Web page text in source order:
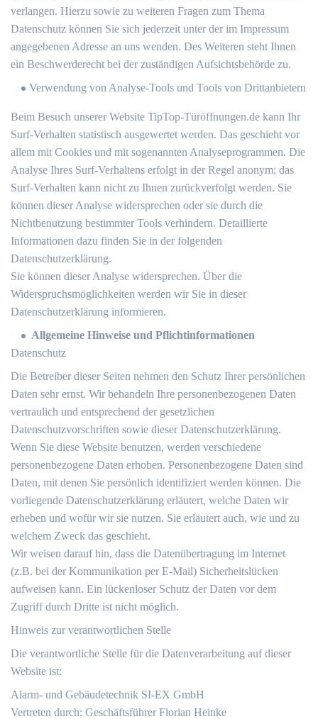
verlangen. Hierzu sowie zu weiteren Fragen zum Thema
Datenschutz können Sie sich jederzeit unter der im Impressum
angegebenen Adresse an uns wenden. Des Weiteren steht Ihnen
ein Beschwerderecht bei der zuständigen Aufsichtsbehörde zu.
Verwendung von Analyse-Tools und Tools von Drittanbietern
Beim Besuch unserer Website TipTop-Türöffnungen.de kann Ihr
Surf-Verhalten statistisch ausgewertet werden. Das geschieht vor
allem mit Cookies und mit sogenannten Analyseprogrammen. Die
Analyse Ihres Surf-Verhaltens erfolgt in der Regel anonym; das
Surf-Verhalten kann nicht zu Ihnen zurückverfolgt werden. Sie
können dieser Analyse widersprechen oder sie durch die
Nichtbenutzung bestimmter Tools verhindern. Detaillierte
Informationen dazu finden Sie in der folgenden
Datenschutzerklärung.
Sie können dieser Analyse widersprechen. Über die
Widerspruchsmöglichkeiten werden wir Sie in dieser
Datenschutzerklärung informieren.
Allgemeine Hinweise und Pflichtinformationen
Datenschutz
Die Betreiber dieser Seiten nehmen den Schutz Ihrer persönlichen
Daten sehr ernst. Wir behandeln Ihre personenbezogenen Daten
vertraulich und entsprechend der gesetzlichen
Datenschutzvorschriften sowie dieser Datenschutzerklärung.
Wenn Sie diese Website benutzen, werden verschiedene
personenbezogene Daten erhoben. Personenbezogene Daten sind
Daten, mit denen Sie persönlich identifiziert werden können. Die
vorliegende Datenschutzerklärung erläutert, welche Daten wir
erheben und wofür wir sie nutzen. Sie erläutert auch, wie und zu
welchem Zweck das geschieht.
Wir weisen darauf hin, dass die Datenübertragung im Internet
(z.B. bei der Kommunikation per E-Mail) Sicherheitslücken
aufweisen kann. Ein lückenloser Schutz der Daten vor dem
Zugriff durch Dritte ist nicht möglich.
Hinweis zur verantwortlichen Stelle
Die verantwortliche Stelle für die Datenverarbeitung auf dieser
Website ist:
Alarm- und Gebäudetechnik SI-EX GmbH
Vertreten durch: Geschäftsführer Florian Heinke